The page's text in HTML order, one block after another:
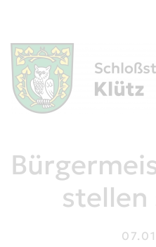
stellen